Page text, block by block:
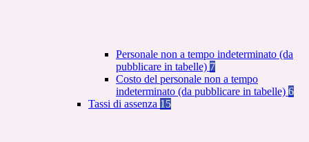
Personale non a tempo indeterminato (da
pubblicare in tabelle) 7
Costo del personale non a tempo
indeterminato (da pubblicare in tabelle) 6
Tassi di assenza 15